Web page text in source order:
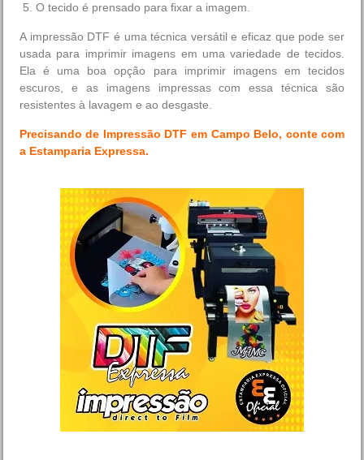
O tecido é prensado para fixar a imagem.
A impressão DTF é uma técnica versátil e eficaz que pode ser
usada para imprimir imagens em uma variedade de tecidos.
Ela é uma boa opção para imprimir imagens em tecidos
escuros, e as imagens impressas com essa técnica são
resistentes à lavagem e ao desgaste.
Precisando de Impressão DTF em Campo Belo, conte com
a Estamparia Expressa.